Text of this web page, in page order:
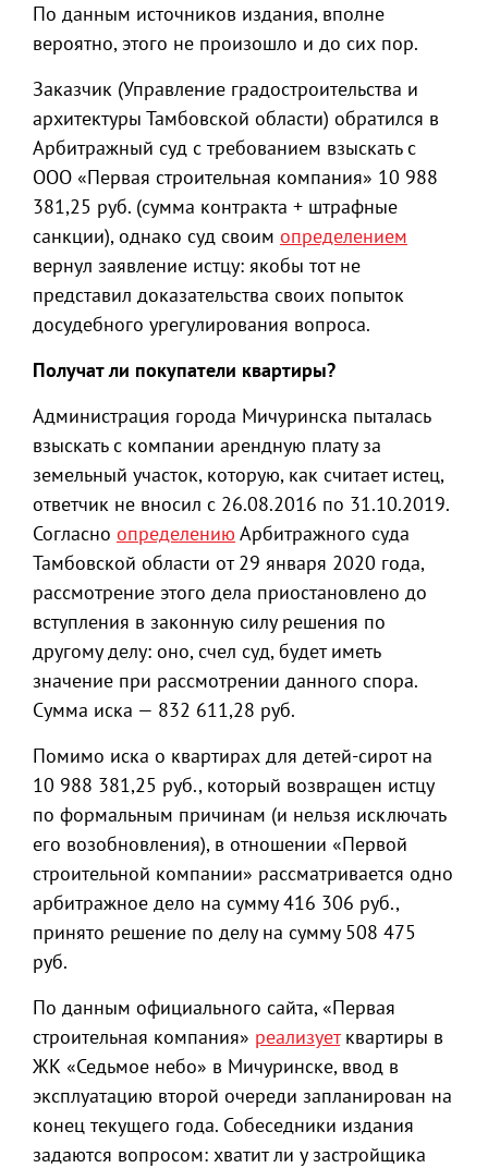
По данным источников издания, вполне
вероятно, этого не произошло и до сих пор.
Заказчик (Управление градостроительства и
архитектуры Тамбовской области) обратился в
Арбитражный суд с требованием взыскать с
ООО «Первая строительная компания» 10 988
381,25 руб. (сумма контракта + штрафные
санкции), однако суд своим определением
вернул заявление истцу: якобы тот не
представил доказательства своих попыток
досудебного урегулирования вопроса.
Получат ли покупатели квартиры?
Администрация города Мичуринска пыталась
взыскать с компании арендную плату за
земельный участок, которую, как считает истец,
ответчик не вносил с 26.08.2016 по 31.10.2019.
Согласно определению Арбитражного суда
Тамбовской области от 29 января 2020 года,
рассмотрение этого дела приостановлено до
вступления в законную силу решения по
другому делу: оно, счел суд, будет иметь
значение при рассмотрении данного спора.
Сумма иска — 832 611,28 руб.
Помимо иска о квартирах для детей-сирот на
10 988 381,25 руб., который возвращен истцу
по формальным причинам (и нельзя исключать
его возобновления), в отношении «Первой
строительной компании» рассматривается одно
арбитражное дело на сумму 416 306 руб.,
принято решение по делу на сумму 508 475
руб.
По данным официального сайта, «Первая
строительная компания» реализуетквартиры в
ЖК «Седьмое небо» в Мичуринске, ввод в
эксплуатацию второй очереди запланирован на
конец текущего года. Собеседники издания
задаются вопросом: хватит ли у застройщика